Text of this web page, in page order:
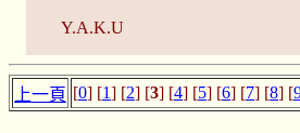
Y.A.K.U
上一頁 [0] [1] [2] [3] [4] [5] [6] [7] [8] [